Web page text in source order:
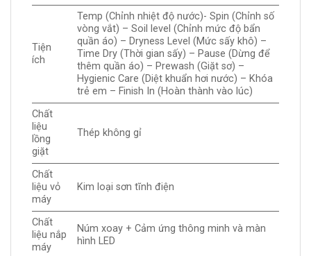
Tiện
ích
Temp (Chỉnh nhiệt độ nước)- Spin (Chỉnh số
vòng vắt) – Soil level (Chỉnh mức độ bẩn
quần áo) – Dryness Level (Mức sấy khô) –
Time Dry (Thời gian sấy) – Pause (Dừng để
thêm quần áo) – Prewash (Giặt sơ) –
Hygienic Care (Diệt khuẩn hơi nước) – Khóa
trẻ em – Finish In (Hoàn thành vào lúc)
Chất
liệu
lồng
giặt
Thép không gỉ
Chất
liệu vỏ
máy
Kim loại sơn tĩnh điện
Chất
liệu nắp
máy
Núm xoay + Cảm ứng thông minh và màn
hình LED